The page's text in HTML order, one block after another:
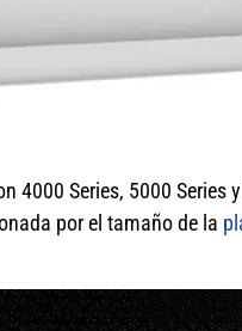
4000 Series, 5000 Series
por el tamaño de la